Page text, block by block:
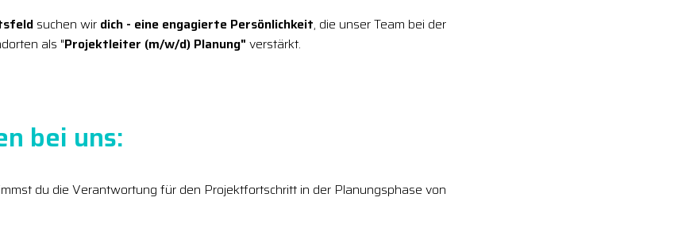
suchen wir dich - eine engagierte Persönlichkeit, die unser Team bei der
als "Projektleiter (m/w/d) Planung" verstärkt.
bei uns:
du die Verantwortung für den Projektfortschritt in der Planungsphase von